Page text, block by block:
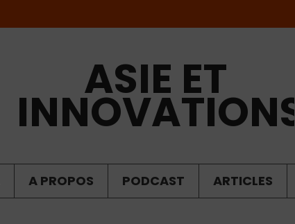
ASIE ET
INNOVATIONS
A PROPOS PODCAST ARTICLES